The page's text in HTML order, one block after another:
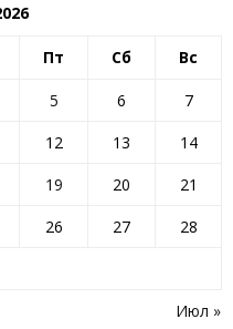
Пт Сб Вс
Июл »
5 6
7
12 13
14
19 20
21
26 27
28